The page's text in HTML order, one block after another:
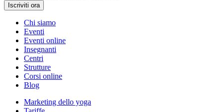
Iscriviti ora
Chi siamo
Eventi
Eventi online
Insegnanti
Centri
Strutture
Corsi online
Blog
Marketing dello yoga